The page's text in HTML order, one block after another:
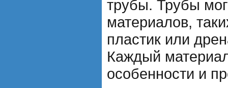
трубы. Трубы
материалов,
пластик или
Каждый
особенности и